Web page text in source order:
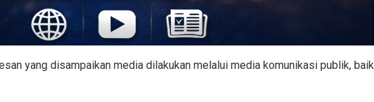
yang disampaikan media dilakukan melalui media komunikasi publik, baik